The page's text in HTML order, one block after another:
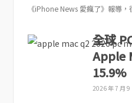
《iPhone News 愛瘋了》報導
全球
Apple
15.9%
2026 年 7 月 9